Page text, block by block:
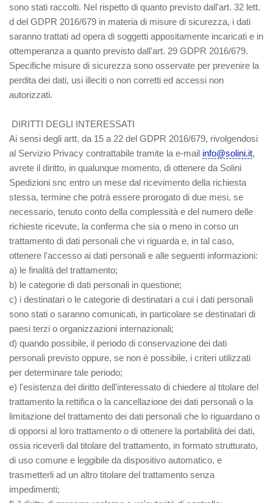
sono stati raccolti. Nel rispetto di quanto previsto dall'art. 32 lett.
d del GDPR 2016/679 in materia di misure di sicurezza, i dati
saranno trattati ad opera di soggetti appositamente incaricati e in
ottemperanza a quanto previsto dall'art. 29 GDPR 2016/679.
Specifiche misure di sicurezza sono osservate per prevenire la
perdita dei dati, usi illeciti o non corretti ed accessi non
autorizzati.
DIRITTI DEGLI INTERESSATI
Ai sensi degli artt. da 15 a 22 del GDPR 2016/679, rivolgendosi
al Servizio Privacy contrattabile tramite la e-mail info@solini.it,
avrete il diritto, in qualunque momento, di ottenere da Solini
Spedizioni snc entro un mese dal ricevimento della richiesta
stessa, termine che potrà essere prorogato di due mesi, se
necessario, tenuto conto della complessità e del numero delle
richieste ricevute, la conferma che sia o meno in corso un
trattamento di dati personali che vi riguarda e, in tal caso,
ottenere l'accesso ai dati personali e alle seguenti informazioni:
a) le finalità del trattamento;
b) le categorie di dati personali in questione;
c) i destinatari o le categorie di destinatari a cui i dati personali
sono stati o saranno comunicati, in particolare se destinatari di
paesi terzi o organizzazioni internazionali;
d) quando possibile, il periodo di conservazione dei dati
personali previsto oppure, se non è possibile, i criteri utilizzati
per determinare tale periodo;
e) l'esistenza del diritto dell'interessato di chiedere al titolare del
trattamento la rettifica o la cancellazione dei dati personali o la
limitazione del trattamento dei dati personali che lo riguardano o
di opporsi al loro trattamento o di ottenere la portabilità dei dati,
ossia riceverli dal titolare del trattamento, in formato strutturato,
di uso comune e leggibile da dispositivo automatico, e
trasmetterli ad un altro titolare del trattamento senza
impedimenti;